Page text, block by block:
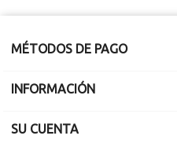
MÉTODOS DE PAGO
INFORMACIÓN
SU CUENTA